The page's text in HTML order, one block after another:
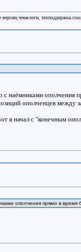
наёмниками
ополченцев между
я начал с "конечным
ополчения прямо в время